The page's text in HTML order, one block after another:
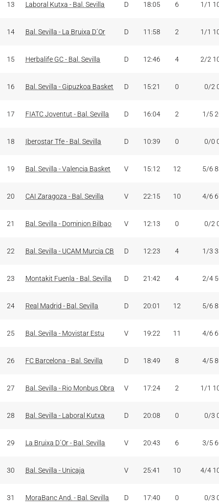
13 Laboral Kutxa - Bal. Sevilla D 18:05 6 1/1
14 Bal. Sevilla - La Bruixa D´Or D 11:58 2 1/1
15 Herbalife GC - Bal. Sevilla D 12:46 4 2/2
16 Bal. Sevilla - Gipuzkoa Basket D 15:21 0 0/2
17 FIATC Joventut - Bal. Sevilla D 16:04 2 1/5
18 Iberostar Tfe - Bal. Sevilla D 10:39 0 0/0
19 Bal. Sevilla - Valencia Basket V 15:12 12 5/6
20 CAI Zaragoza - Bal. Sevilla V 22:15 10 4/6
21 Bal. Sevilla - Dominion Bilbao V 12:13 0 0/2
22 Bal. Sevilla - UCAM Murcia CB D 12:23 4 1/3
23 Montakit Fuenla - Bal. Sevilla D 21:42 4 2/4
24 Real Madrid - Bal. Sevilla D 20:01 12 5/6
25 Bal. Sevilla - Movistar Estu V 19:22 11 4/6
26 FC Barcelona - Bal. Sevilla D 18:49 8 4/5
27 Bal. Sevilla - Rio Monbus Obra V 17:24 2 1/1
28 Bal. Sevilla - Laboral Kutxa D 20:08 0 0/3
29 La Bruixa D´Or - Bal. Sevilla V 20:43 6 3/5
30 Bal. Sevilla - Unicaja V 25:41 10 4/4
31 MoraBanc And. - Bal. Sevilla D 17:40 0 0/3